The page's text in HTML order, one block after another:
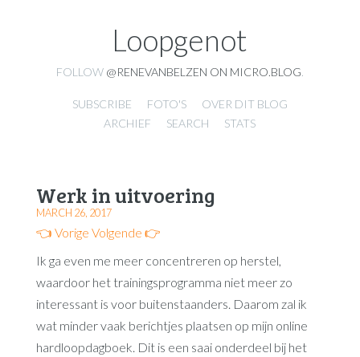
Loopgenot
FOLLOW @RENEVANBELZEN ON MICRO.BLOG
SUBSCRIBE FOTO'S
OVER DIT BLOG
ARCHIEF
SEARCH STATS
Werk in uitvoering
MARCH 26, 2017
👈 Vorige Volgende 👉
Ik ga even me meer concentreren op herstel,
waardoor het trainingsprogramma niet meer zo
interessant is voor buitenstaanders. Daarom zal ik
wat minder vaak berichtjes plaatsen op mijn online
hardloopdagboek. Dit is een saai onderdeel bij het